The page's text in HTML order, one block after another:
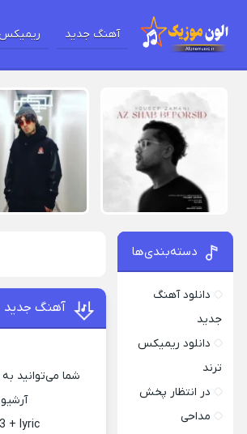
آهنگ جدید
آهنگ جدید
شما می‌توانید
+ lyric
دسته‌بندی‌ها
دانلود آهنگ
جدید
دانلود ریمیکس
ترند
در انتظار پخش
مداحی